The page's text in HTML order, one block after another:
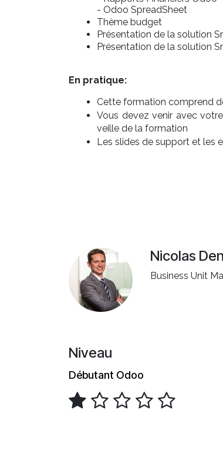
- Odoo SpreadSheet
Thème budget
Présentation de la solution
Présentation de la solution
En pratique:
Cette formation comprend
Vous devez venir avec
veille de la formation
Les slides de support et les
Nicolas
Business Unit
Niveau
Débutant Odoo